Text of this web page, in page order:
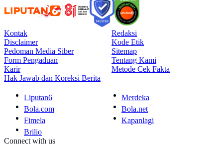
Kontak
Redaksi
Disclaimer
Kode Etik
Pedoman Media Siber
Sitemap
Form Pengaduan
Tentang Kami
Karir
Metode Cek Fakta
Hak Jawab dan Koreksi Berita
Liputan6
Merdeka
Bola.com
Bola.net
Fimela
Kapanlagi
Brilio
Connect with us